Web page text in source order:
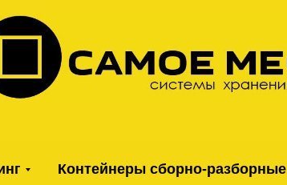
Контейнеры сборно-разборные